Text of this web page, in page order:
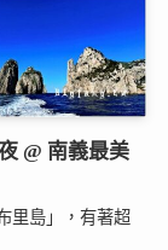
@ 南義最美
里島」，有著超